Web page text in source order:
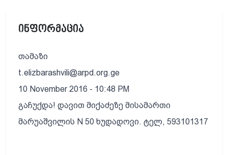
ინფორმაცია
თამაზი
t.elizbarashvili@arpd.org.ge
10 November 2016 - 10:48 PM
გაჩუქდა! დავით მიქაძეზე მისამართი
მარუაშვილის N 50 ხუდადოვი. ტელ, 593101317